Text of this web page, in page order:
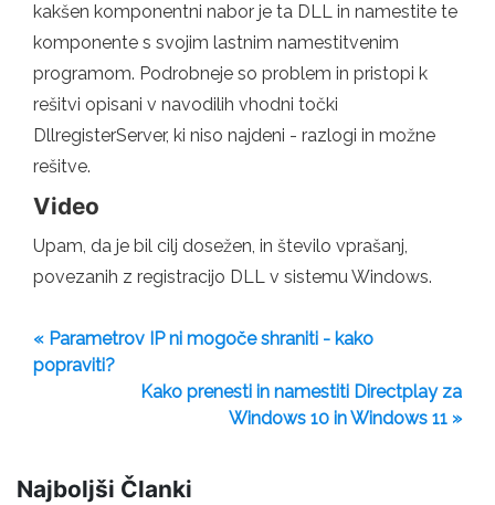
kakšen komponentni nabor je ta DLL in namestite te
komponente s svojim lastnim namestitvenim
programom. Podrobneje so problem in pristopi k
rešitvi opisani v navodilih vhodni točki
DllregisterServer, ki niso najdeni - razlogi in možne
rešitve.
Video
Upam, da je bil cilj dosežen, in število vprašanj,
povezanih z registracijo DLL v sistemu Windows.
« Parametrov IP ni mogoče shraniti - kako
popraviti?
Kako prenesti in namestiti Directplay za
Windows 10 in Windows 11 »
Najboljši Članki